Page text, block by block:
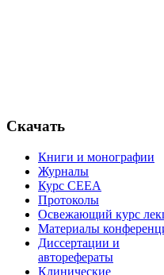
Скачать
Книги и монографии
Журналы
Курс СЕЕА
Протоколы
Освежающий курс
Материалы
Диссертации и
авторефераты
Клинические